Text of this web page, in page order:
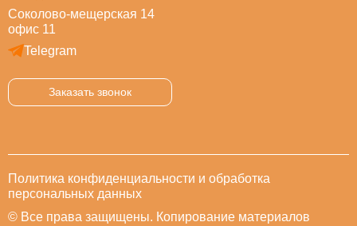
Соколово-мещерская 14
офис 11
Telegram
Заказать звонок
Политика конфиденциальности и обработка
персональных данных
© Все права защищены. Копирование материалов